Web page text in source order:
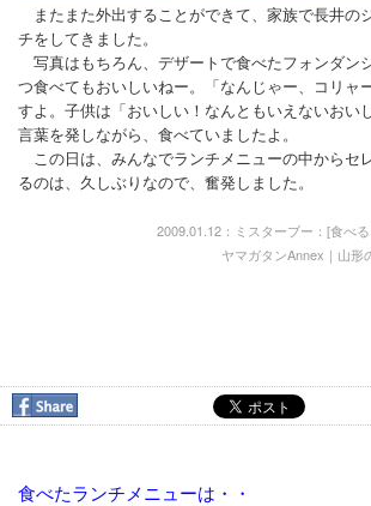
またまた外出することができて、家族で長井の
チをしてきました。
写真はもちろん、デザートで食べたフォンダン
つ食べてもおいしいねー。「なんじゃー、コリャ
すよ。子供は「おいしい！なんともいえないおい
言葉を発しながら、食べていましたよ。
この日は、みんなでランチメニューの中からセ
るのは、久しぶりなので、奮発しました。
2009.01.12：ミスターブー：[食べ
ヤマガタンAnnex｜山形
食べたランチメニューは・・